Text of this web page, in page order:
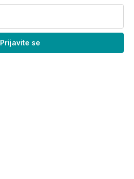
Prijavite se